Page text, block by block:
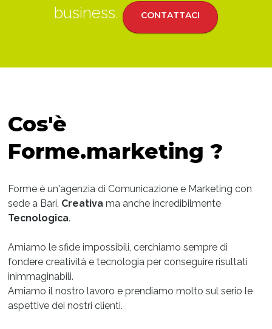
business.
CONTATTACI
Cos'è
Forme.marketing ?
Forme è un'agenzia di Comunicazione e Marketing con
sede a Bari, Creativa ma anche incredibilmente
Tecnologica.
Amiamo le sfide impossibili, cerchiamo sempre di
fondere creatività e tecnologia per conseguire risultati
inimmaginabili.
Amiamo il nostro lavoro e prendiamo molto sul serio le
aspettive dei nostri clienti.